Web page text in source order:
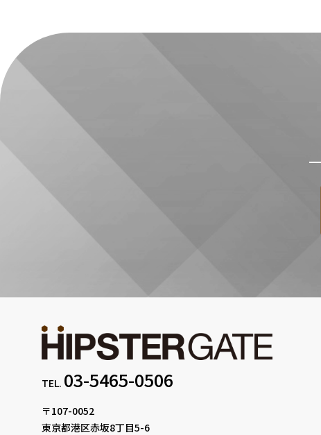
TEL. 03-5465-0506
〒107-0052
東京都港区赤坂8丁目5-6